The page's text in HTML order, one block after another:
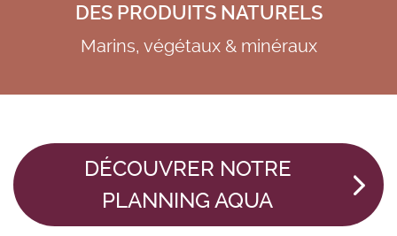
DES PRODUITS NATURELS
Marins, végétaux & minéraux
DÉCOUVRER NOTRE
PLANNING AQUA